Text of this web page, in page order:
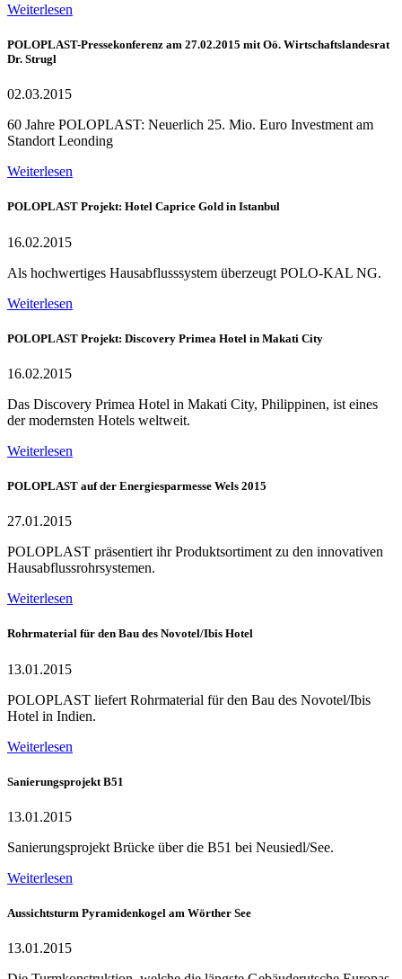
Weiterlesen
POLOPLAST-Pressekonferenz am 27.02.2015 mit Oö. Wirtschaftslandesrat
Dr. Strugl
02.03.2015
60 Jahre POLOPLAST: Neuerlich 25. Mio. Euro Investment am
Standort Leonding
Weiterlesen
POLOPLAST Projekt: Hotel Caprice Gold in Istanbul
16.02.2015
Als hochwertiges Hausabflusssystem überzeugt POLO-KAL NG.
Weiterlesen
POLOPLAST Projekt: Discovery Primea Hotel in Makati City
16.02.2015
Das Discovery Primea Hotel in Makati City, Philippinen, ist eines
der modernsten Hotels weltweit.
Weiterlesen
POLOPLAST auf der Energiesparmesse Wels 2015
27.01.2015
POLOPLAST präsentiert ihr Produktsortiment zu den innovativen
Hausabflussrohrsystemen.
Weiterlesen
Rohrmaterial für den Bau des Novotel/Ibis Hotel
13.01.2015
POLOPLAST liefert Rohrmaterial für den Bau des Novotel/Ibis
Hotel in Indien.
Weiterlesen
Sanierungsprojekt B51
13.01.2015
Sanierungsprojekt Brücke über die B51 bei Neusiedl/See.
Weiterlesen
Aussichtsturm Pyramidenkogel am Wörther See
13.01.2015